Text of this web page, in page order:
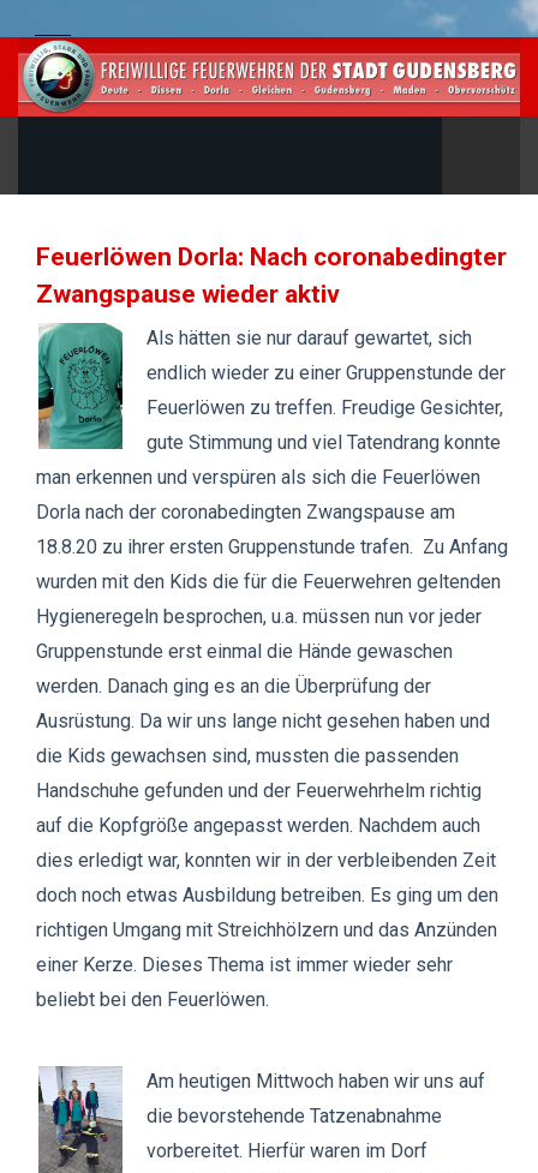
Feuerlöwen Dorla: Nach coronabedingter
Zwangspause wieder aktiv
Als hätten sie nur darauf gewartet, sich
endlich wieder zu einer Gruppenstunde der
Feuerlöwen zu treffen. Freudige Gesichter,
gute Stimmung und viel Tatendrang konnte
man erkennen und verspüren als sich die Feuerlöwen
Dorla nach der coronabedingten Zwangspause am
18.8.20 zu ihrer ersten Gruppenstunde trafen. Zu Anfang
wurden mit den Kids die für die Feuerwehren geltenden
Hygieneregeln besprochen, u.a. müssen nun vor jeder
Gruppenstunde erst einmal die Hände gewaschen
werden. Danach ging es an die Überprüfung der
Ausrüstung. Da wir uns lange nicht gesehen haben und
die Kids gewachsen sind, mussten die passenden
Handschuhe gefunden und der Feuerwehrhelm richtig
auf die Kopfgröße angepasst werden. Nachdem auch
dies erledigt war, konnten wir in der verbleibenden Zeit
doch noch etwas Ausbildung betreiben. Es ging um den
richtigen Umgang mit Streichhölzern und das Anzünden
einer Kerze. Dieses Thema ist immer wieder sehr
beliebt bei den Feuerlöwen.
Am heutigen Mittwoch haben wir uns auf
die bevorstehende Tatzenabnahme
vorbereitet. Hierfür waren im Dorf